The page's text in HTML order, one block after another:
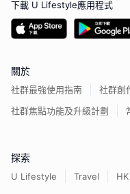
下載 U Lifestyle應用程式
關於
社群最強使用指南
社群創
社群焦點功能及升級計劃
探索
U Lifestyle Travel HK